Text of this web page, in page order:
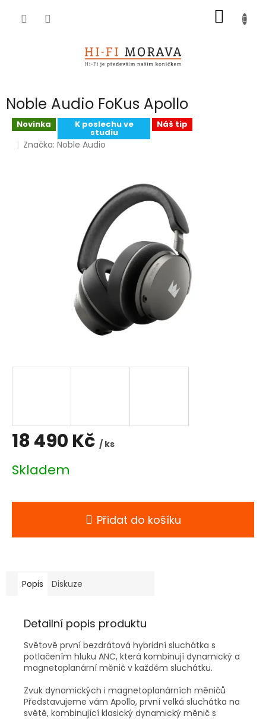
KOŠÍK
Noble Audio FoKus Apollo
Novinka K poslechu ve
studiu
Náš tip
Značka:Noble Audio
18 490 Kč / ks
cena:
Skladem
Přidat do košíku
Popis Diskuze
Detailní popis produktu
Světově první bezdrátová hybridní sluchátka s
potlačením hluku ANC, která kombinují dynamický a
magnetoplanární měnič v každém sluchátku.
Zvuk dynamických i magnetoplanárních měničů
Představujeme vám Apollo, první velká sluchátka na
světě, kombinující klasický dynamický měnič s